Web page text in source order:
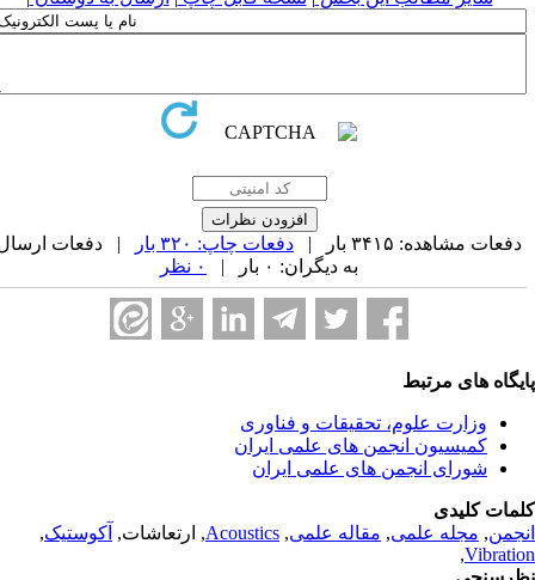
دفعات مشاهده: ۳۴۱۵ بار | دفعات چاپ: ۳۲۰ بار
| دفعات ارسال
به دیگران: ۰ بار |
های مرتبط
وزارت علوم، تحقیقات و فناوری
کمیسیون انجمن های علمی ایران
شورای انجمن های علمی ایران
کلیدی
,مجله علمی, مقاله علمی,
Acoustics, ارتعاشات,آکوستیک,
,